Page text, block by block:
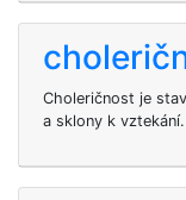
Choleričnost je
a sklony k vztekání.